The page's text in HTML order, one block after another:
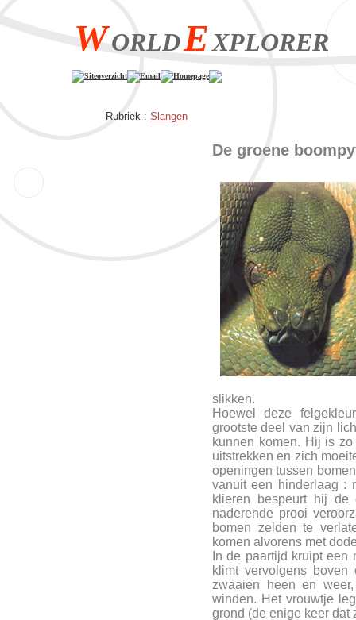
WORLDEXPLORER
Siteoverzicht Email Homepage
Rubriek : Slangen
De groene
slikken.
Hoewel deze
grootste deel van zijn
kunnen komen. Hij is
uitstrekken en zich
openingen tussen
vanuit een hinderlaag :
klieren bespeurt hij de
naderende prooi
bomen zelden te
komen alvorens met
In de paartijd kruipt een
klimt vervolgens
zwaaien heen en
winden. Het vrouwtje
grond (de enige keer dat